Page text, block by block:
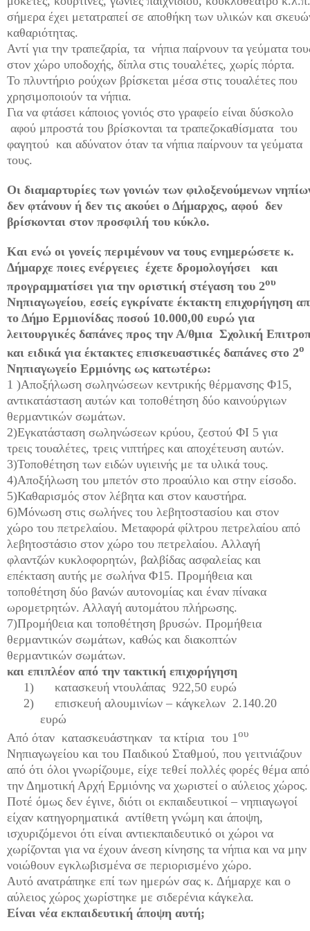
σήμερα έχει μετατραπεί σε αποθήκη των υλικών και
καθαριότητας.
Αντί για την τραπεζαρία, τα νήπια παίρνουν τα γεύματα
στον χώρο υποδοχής, δίπλα στις τουαλέτες, χωρίς πόρτα.
Το πλυντήριο ρούχων βρίσκεται μέσα στις τουαλέτες που
χρησιμοποιούν τα νήπια.
Για να φτάσει κάποιος γονιός στο γραφείο είναι δύσκολο
αφού μπροστά του βρίσκονται τα τραπεζοκαθίσματα του
φαγητού και αδύνατον όταν τα νήπια παίρνουν τα γεύματα
τους.
Οι διαμαρτυρίες των γονιών των φιλοξενούμενων
δεν φτάνουν ή δεν τις ακούει ο Δήμαρχος, αφού δεν
βρίσκονται στον προσφιλή του κύκλο.
Και ενώ οι γονείς περιμένουν να τους ενημερώσετε κ.
Δήμαρχε ποιες ενέργειες έχετε δρομολογήσει και
προγραμματίσει για την οριστική στέγαση του 2ου
Νηπιαγωγείου, εσείς εγκρίνατε έκτακτη επιχορήγηση
το Δήμο Ερμιονίδας ποσού 10.000,00 ευρώ για
λειτουργικές δαπάνες προς την Α/θμια Σχολική
και ειδικά για έκτακτες επισκευαστικές δαπάνες στο 2ο
Νηπιαγωγείο Ερμιόνης ως κατωτέρω:
1 )Αποξήλωση σωληνώσεων κεντρικής θέρμανσης Φ15,
αντικατάσταση αυτών και τοποθέτηση δύο καινούργιων
θερμαντικών σωμάτων.
2)Εγκατάσταση σωληνώσεων κρύου, ζεστού ΦΙ 5 για
τρεις τουαλέτες, τρεις νιπτήρες και αποχέτευση αυτών.
3)Τοποθέτηση των ειδών υγιεινής με τα υλικά τους.
4)Αποξήλωση του μπετόν στο προαύλιο και στην είσοδο.
5)Καθαρισμός στον λέβητα και στον καυστήρα.
6)Μόνωση στις σωλήνες του λεβητοστασίου και στον
χώρο του πετρελαίου. Μεταφορά φίλτρου πετρελαίου από
λεβητοστάσιο στον χώρο του πετρελαίου. Αλλαγή
φλαντζών κυκλοφορητών, βαλβίδας ασφαλείας και
επέκταση αυτής με σωλήνα Φ15. Προμήθεια και
τοποθέτηση δύο βανών αυτονομίας και έναν πίνακα
ωρομετρητών. Αλλαγή αυτομάτου πλήρωσης.
7)Προμή0εια και τοποθέτηση βρυσών. Προμήθεια
θερμαντικών σωμάτων, καθώς και διακοπτών
θερμαντικών σωμάτων.
και επιπλέον από την τακτική επιχορήγηση
1)
κατασκευή ντουλάπας 922,50 ευρώ
2)
επισκευή αλουμινίων – κάγκελων 2.140.20
ευρώ
Από όταν κατασκευάστηκαν τα κτίρια του 1ου
Νηπιαγωγείου και του Παιδικού Σταθμού, που γειτνιάζουν
από ότι όλοι γνωρίζουμε, είχε τεθεί πολλές φορές θέμα από
την Δημοτική Αρχή Ερμιόνης να χωριστεί ο αύλειος χώρος.
Ποτέ όμως δεν έγινε, διότι οι εκπαιδευτικοί – νηπιαγωγοί
είχαν κατηγορηματικά αντίθετη γνώμη και άποψη,
ισχυριζόμενοι ότι είναι αντιεκπαιδευτικό οι χώροι να
χωρίζονται για να έχουν άνεση κίνησης τα νήπια και να μην
νοιώθουν εγκλωβισμένα σε περιορισμένο χώρο.
Αυτό ανατράπηκε επί των ημερών σας κ. Δήμαρχε και ο
αύλειος χώρος χωρίστηκε με σιδερένια κάγκελα.
Είναι νέα εκπαιδευτική άποψη αυτή;